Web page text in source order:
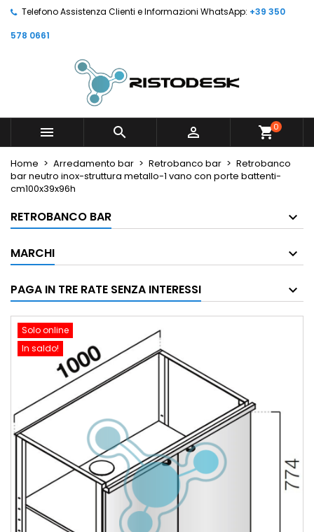
Telefono Assistenza Clienti e Informazioni WhatsApp: +39 350
578 0661
   shopping_cart0
Home Arredamento bar Retrobanco bar
Retrobanco
bar neutro inox-struttura metallo-1 vano con porte battenti-
cm100x39x96h
RETROBANCO BAR
MARCHI
PAGA IN TRE RATE SENZA INTERESSI
Solo online
In saldo!